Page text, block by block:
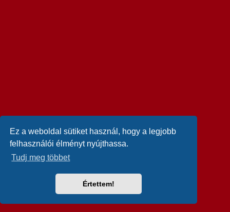
Ez a weboldal sütiket használ, hogy a legjobb
felhasználói élményt nyújthassa.
Tudj meg többet
Értettem!